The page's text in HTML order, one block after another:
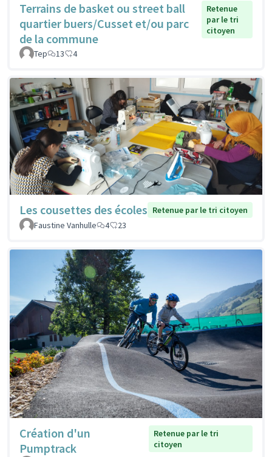
Terrains de basket ou street ball
quartier buers/Cusset et/ou parc
de la commune
Retenue
par le tri
citoyen
Tep 13 4
Les cousettes des écoles Retenue par le tri citoyen
Faustine Vanhulle
4 23
Création d'un
Pumptrack
Retenue par le tri
citoyen